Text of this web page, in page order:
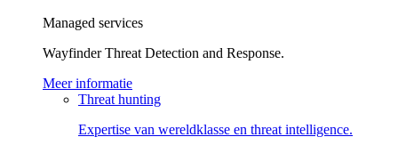
Managed services
Wayfinder Threat Detection and Response.
Meer informatie
Threat hunting
Expertise van wereldklasse en threat intelligence.